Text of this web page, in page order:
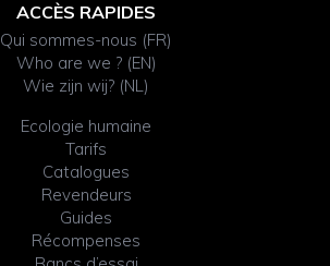
ACCÈS RAPIDES
Qui sommes-nous (FR)
Who are we ? (EN)
Wie zijn wij? (NL)
Ecologie humaine
Tarifs
Catalogues
Revendeurs
Guides
Récompenses